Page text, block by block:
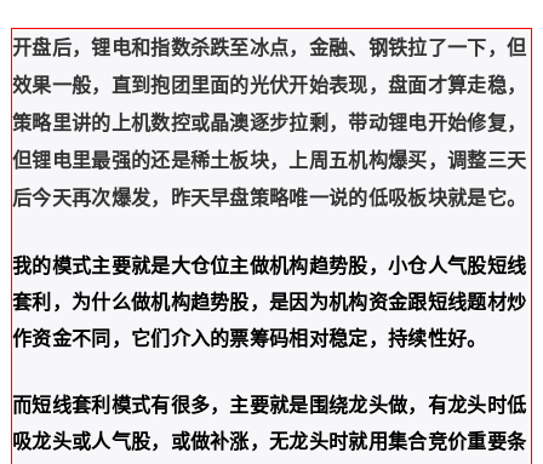
开盘后，锂电和指数杀跌至冰点，金融、钢铁拉了一下，但
效果一般，直到抱团里面的光伏开始表现，盘面才算走稳，
策略里讲的上机数控或晶澳逐步拉剩，带动锂电开始修复，
但锂电里最强的还是稀土板块，上周五机构爆买，调整三天
后今天再次爆发，昨天早盘策略唯一说的低吸板块就是它。
我的模式主要就是大仓位主做机构趋势股，小仓人气股短线
套利，为什么做机构趋势股，是因为机构资金跟短线题材炒
作资金不同，它们介入的票筹码相对稳定，持续性好。
而短线套利模式有很多，主要就是围绕龙头做，有龙头时低
吸龙头或人气股，或做补涨，无龙头时就用集合竞价重要条